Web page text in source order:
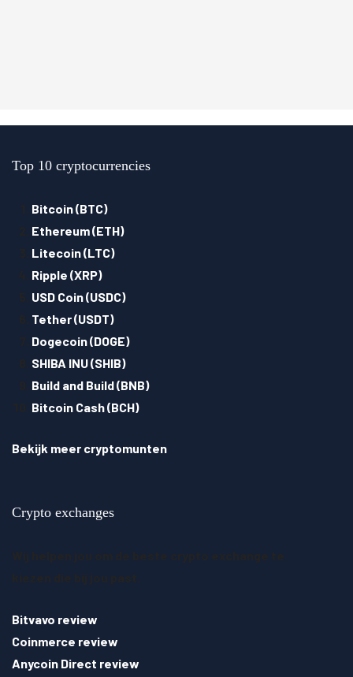
Top 10 cryptocurrencies
Bitcoin (BTC)
Ethereum (ETH)
Litecoin (LTC)
Ripple (XRP)
USD Coin (USDC)
Tether (USDT)
Dogecoin (DOGE)
SHIBA INU (SHIB)
Build and Build (BNB)
Bitcoin Cash (BCH)
Bekijk meer cryptomunten
Crypto exchanges
Bitvavo review
Coinmerce review
Anycoin Direct review